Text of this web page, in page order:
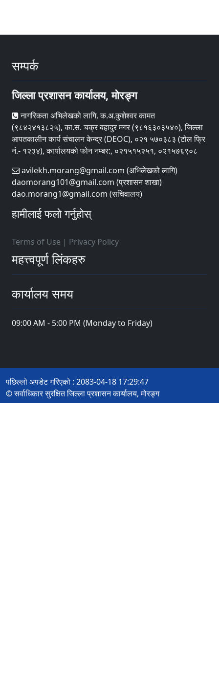
सम्पर्क
जिल्ला प्रशासन कार्यालय, मोरङ्ग
नागरिकता अभिलेखको लागि, क.अ.कुशेश्वर कामत
(९८४२४१३८२५), का.स. चक्र बहादुर मगर (९८१६३०३५४०), जिल्ला
आपतकालीन कार्य संचालन केन्द्र (DEOC), ०२१ ५७०३८३ (टोल फ्रि
नं.- १२३४), कार्यालयको फोन नम्बर:, ०२१५१५२५१, ०२१५७६९०८
avilekh.morang@gmail.com (अभिलेखको लागि)
daomorang101@gmail.com (प्रशासन शाखा)
dao.morang1@gmail.com (सचिवालय)
हामीलाई फलो गर्नुहोस्
Terms of Use | Privacy Policy
महत्त्वपूर्ण लिंकहरु
कार्यालय समय
09:00 AM - 5:00 PM (Monday to Friday)
पछिल्लो अपडेट गरिएको : 2083-04-18 17:29:47
© सर्वाधिकार सुरक्षित जिल्ला प्रशासन कार्यालय, मोरङ्ग